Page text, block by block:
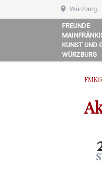
Würzburg
FREUNDE
KUNST UND
WÜRZBURG
FMKG